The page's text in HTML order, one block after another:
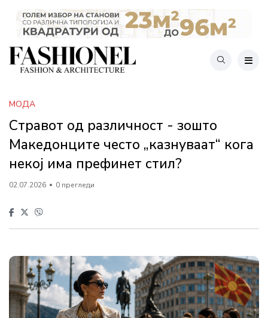
МОДА
Стравот од различност - зошто
Македонците често „казнуваат“ кога
некој има префинет стил?
02.07.2026 0 прегледи